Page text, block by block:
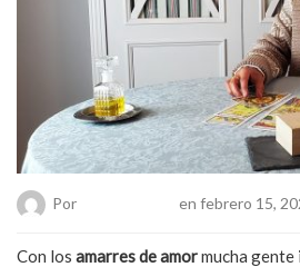
Por en febrero 15,
Con los amarres de amormucha